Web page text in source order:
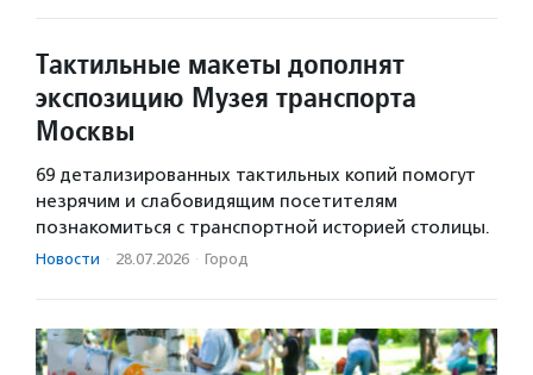
Тактильные макеты дополнят
экспозицию Музея транспорта
Москвы
69 детализированных тактильных копий помогут
незрячим и слабовидящим посетителям
познакомиться с транспортной историей столицы.
Новости · 28.07.2026 · Город